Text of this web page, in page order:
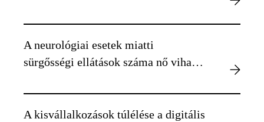
válnak
A neurológiai esetek miatti
sürgősségi ellátások száma nő viharos
A kisvállalkozások túlélése a digitális